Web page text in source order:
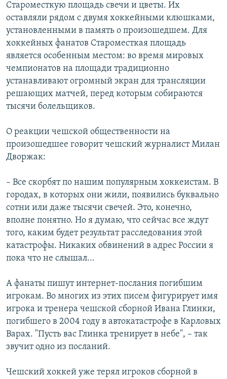
Староместкую площадь свечи и цветы. Их
оставляли рядом с двумя хоккейными клюшками,
установленными в память о произошедшем. Для
хоккейных фанатов Староместкая площадь
является особенным местом: во время мировых
чемпионатов на площади традиционно
устанавливают огромный экран для трансляции
решающих матчей, перед которым собираются
тысячи болельщиков.
О реакции чешской общественности на
произошедшее говорит чешский журналист Милан
Дворжак:
– Все скорбят по нашим популярным хоккеистам. В
городах, в которых они жили, появились буквально
сотни или даже тысячи свечей. Это, конечно,
вполне понятно. Но я думаю, что сейчас все ждут
того, каким будет результат расследования этой
катастрофы. Никаких обвинений в адрес России я
пока что не слышал...
А фанаты пишут интернет-послания погибшим
игрокам. Во многих из этих писем фигурирует имя
игрока и тренера чешской сборной Ивана Глинки,
погибшего в 2004 году в автокатастрофе в Карловых
Варах. "Пусть вас Глинка тренирует в небе", – так
звучит одно из посланий.
Чешский хоккей уже терял игроков сборной в